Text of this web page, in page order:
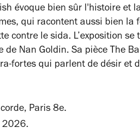
évoque bien sûr l'histoire et
qui racontent aussi bien la
contre le sida. L’exposition se
Nan Goldin. Sa pièce The
fortes qui parlent de désir et
Paris 8e.
2026.